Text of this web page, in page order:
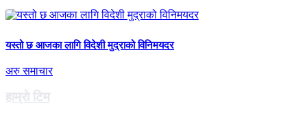
यस्तो छ आजका लागि विदेशी मुद्राको विनिमयदर
अरु समाचार
हाम्राे टिम